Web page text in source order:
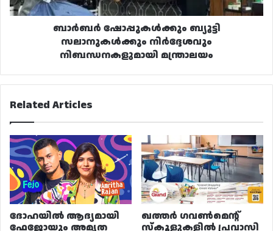
ബാർബർ ഷോപ്പുകൾക്കും ബ്യൂട്ടി
സലാനുകൾക്കും നിർദ്ദേശവും
നിബന്ധനകളുമായി മന്ത്രാലയം
Related Articles
ദോഹയിൽ ആദ്യമായി
ഫേജോയും അമൃത
ഖത്തർ ഗവൺമെന്റ്
സ്കൂളുകളിൽ പ്രവാസി